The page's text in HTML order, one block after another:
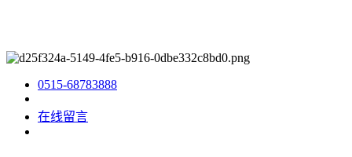
0515-68783888
在线留言